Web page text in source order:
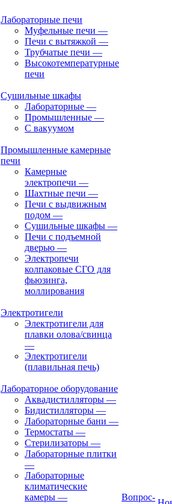
Лабораторные печи
Муфельные печи —
Печи с вытяжкой —
Трубчатые печи —
Высокотемпературные
печи
Сушильные шкафы
Лабораторные —
Промышленные —
С вакуумом
Промышленные камерные
печи
Камерные
электропечи —
Шахтные печи —
Печи с выдвижным
подом —
Сушильные шкафы —
Печи с подъемной
дверью —
Электропечи
колпаковые СГО для
фьюзинга,
моллирования
Электротигели
Электротигели для
плавки олова/свинца
—
Электротигели
(плавильная печь)
Лабораторное оборудование
Аквадистилляторы —
Бидистилляторы —
Лабораторные бани —
Термостаты —
Стерилизаторы —
Лабораторные плитки
—
Лабораторные
климатические
камеры —
Вопрос-